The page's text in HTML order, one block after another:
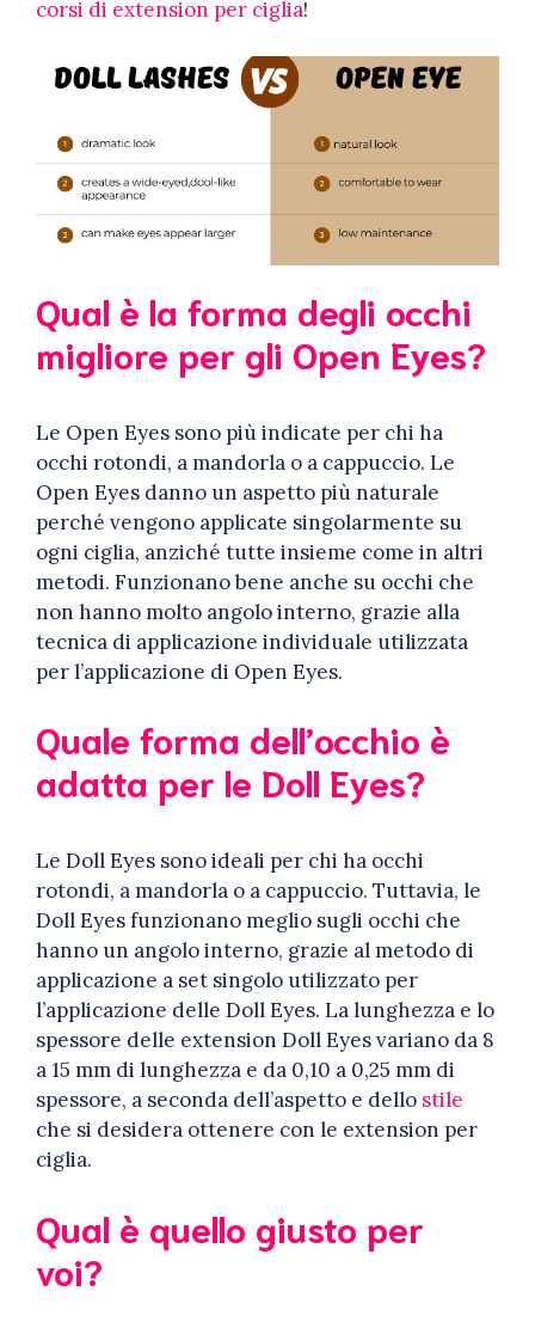
corsi di extension per ciglia!
Qual è la forma degli occhi
migliore per gli Open Eyes?
Le Open Eyes sono più indicate per chi ha
occhi rotondi, a mandorla o a cappuccio. Le
Open Eyes danno un aspetto più naturale
perché vengono applicate singolarmente su
ogni ciglia, anziché tutte insieme come in altri
metodi. Funzionano bene anche su occhi che
non hanno molto angolo interno, grazie alla
tecnica di applicazione individuale utilizzata
per l’applicazione di Open Eyes.
Quale forma dell’occhio è
adatta per le Doll Eyes?
Le Doll Eyes sono ideali per chi ha occhi
rotondi, a mandorla o a cappuccio. Tuttavia, le
Doll Eyes funzionano meglio sugli occhi che
hanno un angolo interno, grazie al metodo di
applicazione a set singolo utilizzato per
l’applicazione delle Doll Eyes. La lunghezza e lo
spessore delle extension Doll Eyes variano da 8
a 15 mm di lunghezza e da 0,10 a 0,25 mm di
spessore, a seconda dell’aspetto e dello stile
che si desidera ottenere con le extension per
ciglia.
Qual è quello giusto per
voi?